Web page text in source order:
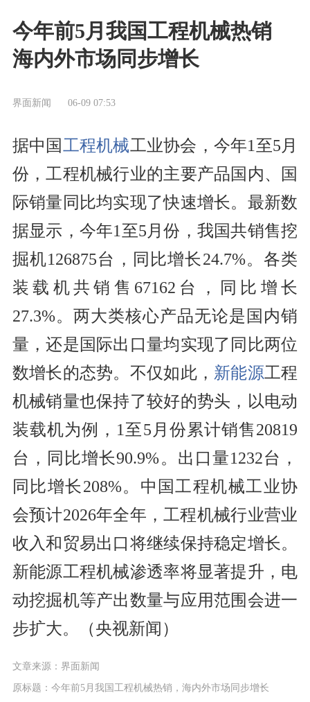
今年前5月我国工程机械热销
海内外市场同步增长
界面新闻 06-09 07:53
据中国工程机械工业协会，今年1至5月
份，工程机械行业的主要产品国内、国
际销量同比均实现了快速增长。最新数
据显示，今年1至5月份，我国共销售挖
掘机126875台，同比增长24.7%。各类
装载机共销售67162台，同比增长
27.3%。两大类核心产品无论是国内销
量，还是国际出口量均实现了同比两位
数增长的态势。不仅如此， 新能源工程
机械销量也保持了较好的势头，以电动
装载机为例，1至5月份累计销售20819
台，同比增长90.9%。出口量1232台，
同比增长208%。中国工程机械工业协
会预计2026年全年，工程机械行业营业
收入和贸易出口将继续保持稳定增长。
新能源工程机械渗透率将显著提升，电
动挖掘机等产出数量与应用范围会进一
步扩大。（央视新闻）
文章来源：界面新闻
原标题：今年前5月我国工程机械热销，海内外市场同步增长